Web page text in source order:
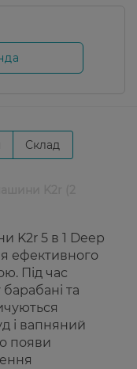
Склад
K2r 5 в 1 Deep
ефективного
Під час
та
і вапняний
появи